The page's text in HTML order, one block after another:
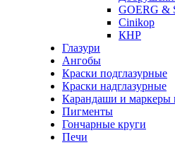
GOERG &
Cinikop
КНР
Глазури
Ангобы
Краски подглазурные
Краски надглазурные
Карандаши и маркеры
Пигменты
Гончарные круги
Печи